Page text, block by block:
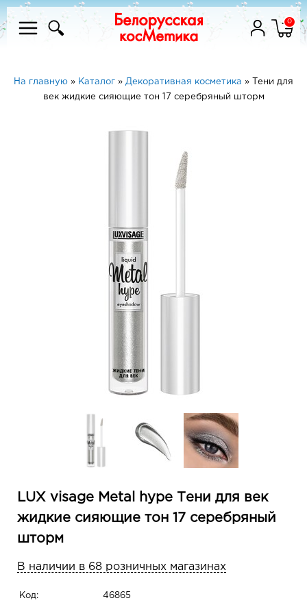
0
На главную » Каталог » Декоративная косметика »
Тени для
век жидкие сияющие тон 17 серебряный шторм
LUX visage Metal hype Тени для век
жидкие сияющие тон 17 серебряный
шторм
В наличии в 68 розничных магазинах
Код: 46865